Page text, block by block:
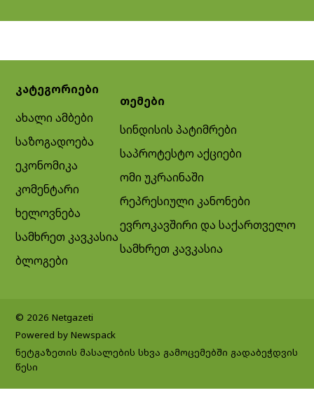
კატეგორიები
ახალი ამბები
საზოგადოება
ეკონომიკა
კომენტარი
ხელოვნება
სამხრეთ კავკასია
ბლოგები
თემები
სინდისის პატიმრები
საპროტესტო აქციები
ომი უკრაინაში
რეპრესიული კანონები
ევროკავშირი და საქართველო
სამხრეთ კავკასია
© 2026 Netgazeti
Powered by Newspack
ნეტგაზეთის მასალების სხვა გამოცემებში გადაბეჭდვის
წესი